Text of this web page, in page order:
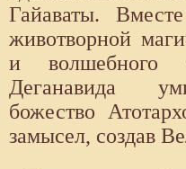
Гайаваты.
животворной
и волшебного
Деганавида
божество
замысел, создав